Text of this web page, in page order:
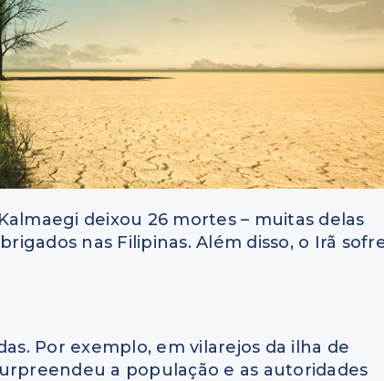
deixou 26 mortes – muitas delas
nas Filipinas. Além disso, o Irã
Por exemplo, em vilarejos da ilha de
a população e as autoridades